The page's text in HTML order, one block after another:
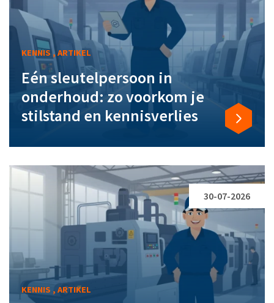
KENNIS , ARTIKEL
Eén sleutelpersoon in
onderhoud: zo voorkom je
stilstand en kennisverlies
KENNIS , ARTIKEL
30-07-2026